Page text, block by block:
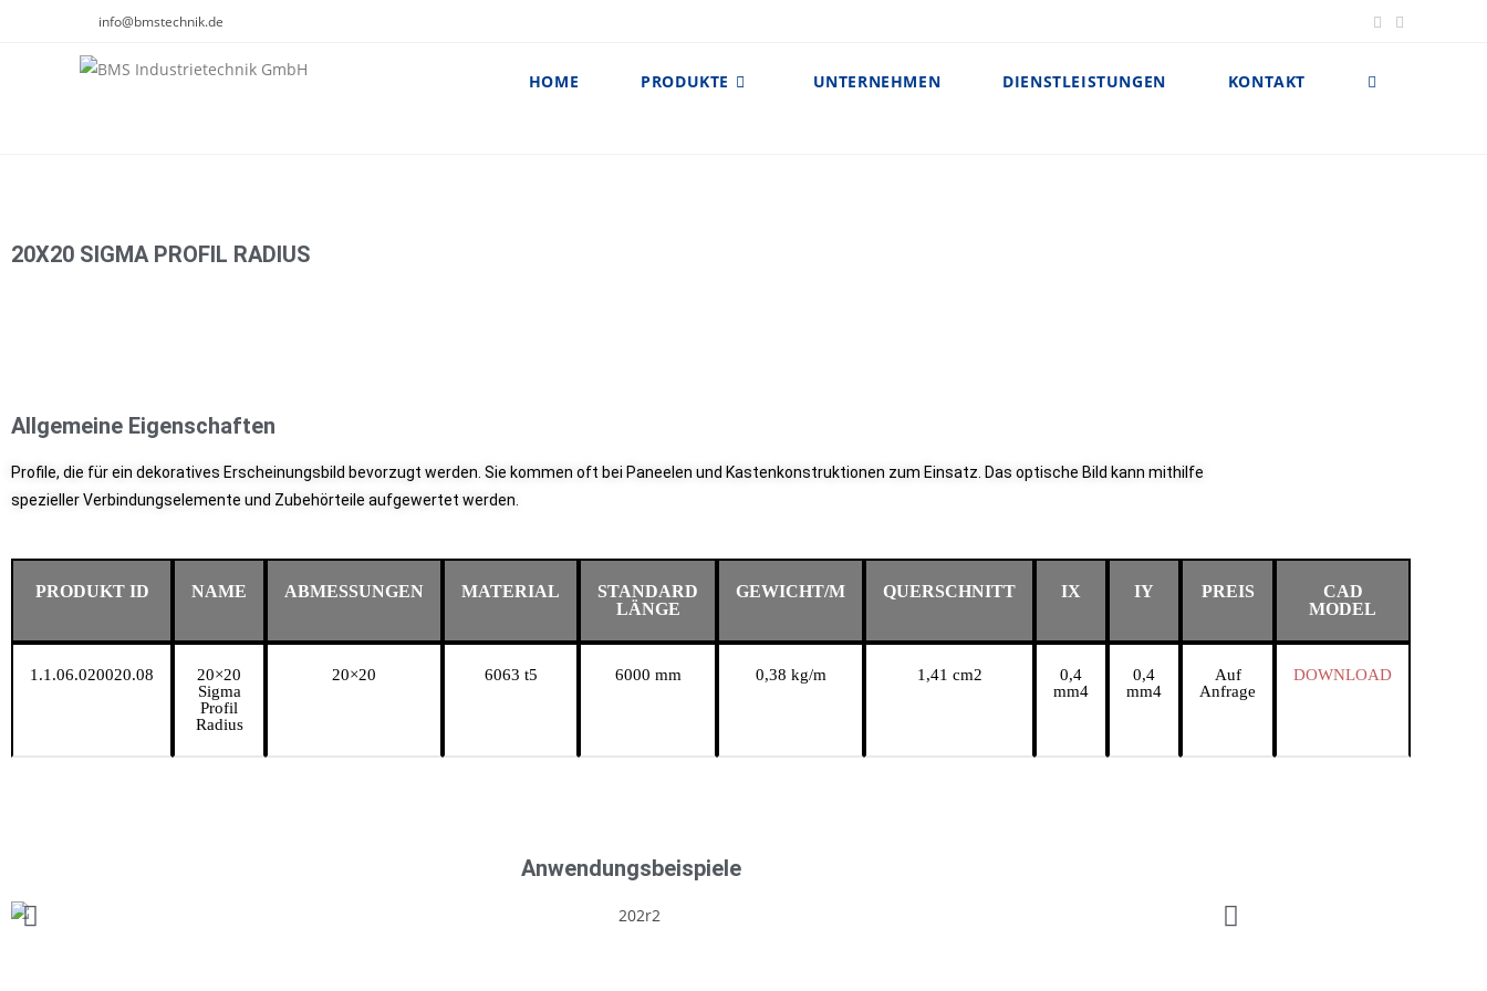
info@bmstechnik.de
HOME PRODUKTE UNTERNEHMEN DIENSTLEISTUNGEN KONTAKT
20X20 SIGMA PROFIL RADIUS
Allgemeine Eigenschaften
Profile, die für ein dekoratives Erscheinungsbild bevorzugt werden. Sie kommen oft bei Paneelen und Kastenkonstruktionen zum Einsatz. Das optische Bild kann mithilfe
spezieller Verbindungselemente und Zubehörteile aufgewertet werden.
PRODUKT ID NAME ABMESSUNGEN MATERIAL
STANDARD
LÄNGE
GEWICHT/M QUERSCHNITT IX IY PREIS
CAD
MODEL
1.1.06.020020.08
20×20
Sigma
Profil
Radius
20×20 6063 t5 6000 mm 0,38 kg/m 1,41 cm2
0,4
mm4
0,4
mm4
Auf
Anfrage
DOWNLOAD
Anwendungsbeispiele